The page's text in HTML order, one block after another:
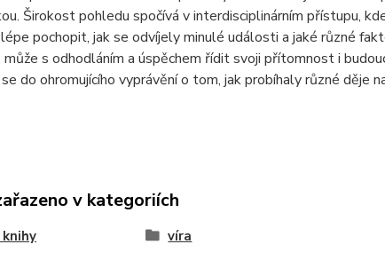
Širokost pohledu spočívá v interdisciplinárním přístupu,
pochopit, jak se odvíjely minulé události a jaké různé
s odhodláním a úspěchem řídit svoji přítomnost i
do ohromujícího vyprávění o tom, jak probíhaly různé děje
v kategoriích
knihy víra